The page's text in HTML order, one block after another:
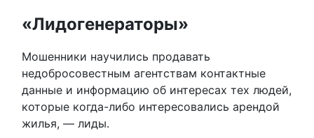
«Лидогенераторы»
Мошенники научились продавать
недобросовестным агентствам контактные
данные и информацию об интересах тех людей,
которые когда-либо интересовались арендой
жилья, — лиды.